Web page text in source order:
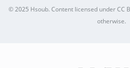
© 2025Hsoub.Content licensed underCC
otherwise.